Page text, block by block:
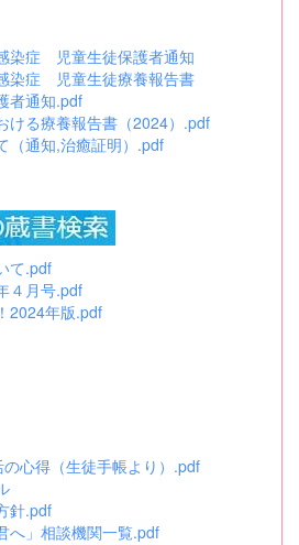
染症 児童生徒保護者通知
染症 児童生徒療養報告書
者通知.pdf
ける療養報告書（2024）.pdf
（通知,治癒証明）.pdf
て.pdf
４月号.pdf
2024年版.pdf
心得（生徒手帳より）.pdf
針.pdf
へ」相談機関一覧.pdf